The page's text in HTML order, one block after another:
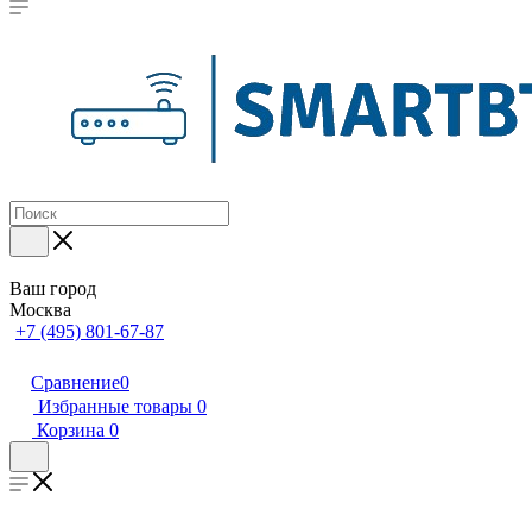
Ваш город
Москва
+7 (495) 801-67-87
Сравнение0
Избранные товары 0
Корзина 0